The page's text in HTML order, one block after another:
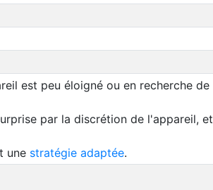
est peu éloigné ou en recherche de
par la discrétion de l'appareil, et
une stratégie adaptée.